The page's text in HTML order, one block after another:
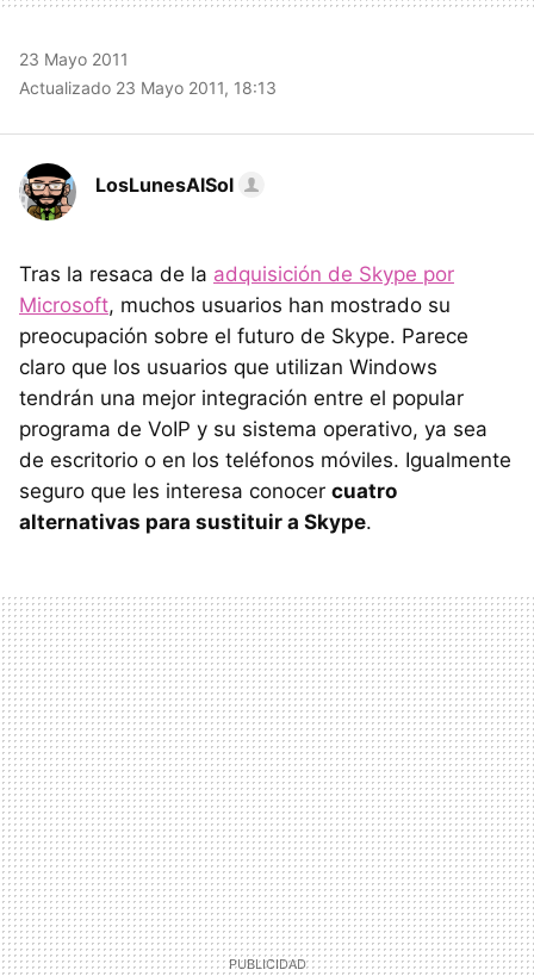
23 Mayo 2011
Actualizado 23 Mayo 2011, 18:13
LosLunesAlSol
Tras la resaca de la adquisición de Skype por
Microsoft, muchos usuarios han mostrado su
preocupación sobre el futuro de Skype. Parece
claro que los usuarios que utilizan Windows
tendrán una mejor integración entre el popular
programa de VoIP y su sistema operativo, ya sea
de escritorio o en los teléfonos móviles. Igualmente
seguro que les interesa conocer cuatro
alternativas para sustituir a Skype.